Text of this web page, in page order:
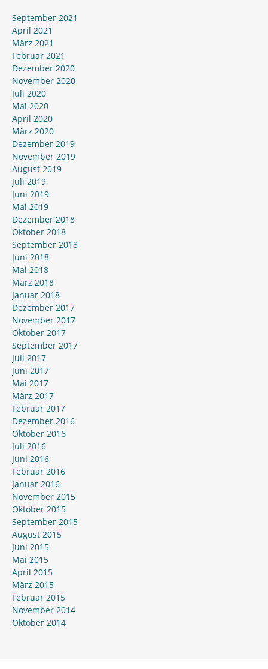
September 2021
April 2021
März 2021
Februar 2021
Dezember 2020
November 2020
Juli 2020
Mai 2020
April 2020
März 2020
Dezember 2019
November 2019
August 2019
Juli 2019
Juni 2019
Mai 2019
Dezember 2018
Oktober 2018
September 2018
Juni 2018
Mai 2018
März 2018
Januar 2018
Dezember 2017
November 2017
Oktober 2017
September 2017
Juli 2017
Juni 2017
Mai 2017
März 2017
Februar 2017
Dezember 2016
Oktober 2016
Juli 2016
Juni 2016
Februar 2016
Januar 2016
November 2015
Oktober 2015
September 2015
August 2015
Juni 2015
Mai 2015
April 2015
März 2015
Februar 2015
November 2014
Oktober 2014